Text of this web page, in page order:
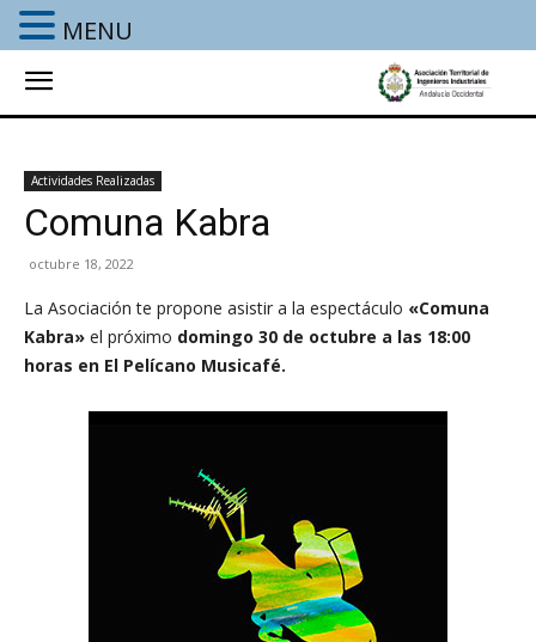
Actividades Realizadas
Comuna Kabra
octubre 18, 2022
La Asociación te propone asistir a la espectáculo «Comuna
Kabra» el próximo domingo 30 de octubre a las 18:00
horas en El Pelícano Musicafé.
MENU